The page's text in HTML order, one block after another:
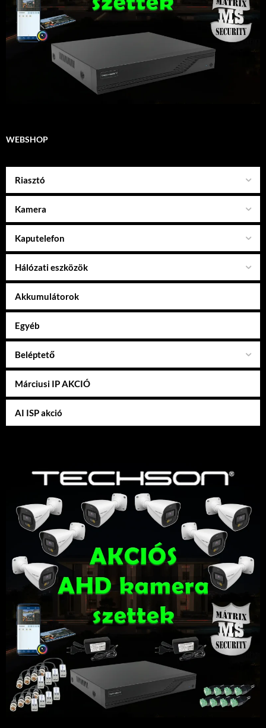
WEBSHOP
Riasztó
Kamera
Kaputelefon
Hálózati eszközök
Akkumulátorok
Egyéb
Beléptető
Márciusi IP AKCIÓ
AI ISP akció